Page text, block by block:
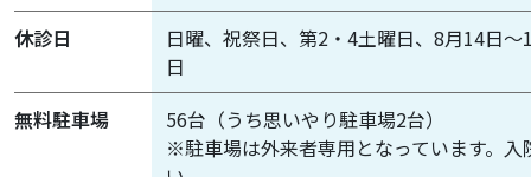
休診日
日曜、祝祭日、第2・4土曜日、8月14日
日
無料駐車場
56台（うち思いやり駐車場2台）
※駐車場は外来者専用となっています。